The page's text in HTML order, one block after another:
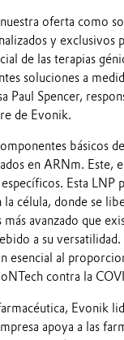
oferta como
y exclusivos
de las terapias
soluciones a
Paul Spencer,
de Evonik.
básicos
en ARNm. Este,
Esta
célula, donde se
avanzado que
a su
esencial al
contra la
Evonik
apoya a las